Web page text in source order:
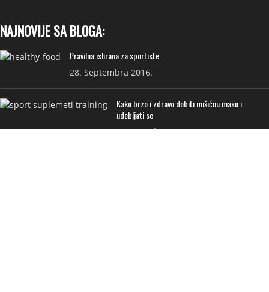
NAJNOVIJE SA BLOGA:
Pravilna ishrana za sportiste
28. Septembra 2016.
Kako brzo i zdravo dobiti mišićnu masu i
udebljati se
7. Decembra 2020.